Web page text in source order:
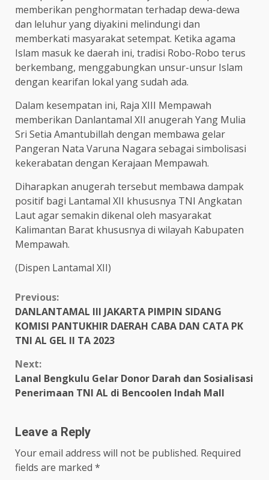
memberikan penghormatan terhadap dewa-dewa
dan leluhur yang diyakini melindungi dan
memberkati masyarakat setempat. Ketika agama
Islam masuk ke daerah ini, tradisi Robo-Robo terus
berkembang, menggabungkan unsur-unsur Islam
dengan kearifan lokal yang sudah ada.
Dalam kesempatan ini, Raja XIII Mempawah
memberikan Danlantamal XII anugerah Yang Mulia
Sri Setia Amantubillah dengan membawa gelar
Pangeran Nata Varuna Nagara sebagai simbolisasi
kekerabatan dengan Kerajaan Mempawah.
Diharapkan anugerah tersebut membawa dampak
positif bagi Lantamal XII khususnya TNI Angkatan
Laut agar semakin dikenal oleh masyarakat
Kalimantan Barat khususnya di wilayah Kabupaten
Mempawah.
(Dispen Lantamal XII)
Continue
Reading
Previous:
DANLANTAMAL III JAKARTA PIMPIN SIDANG
KOMISI PANTUKHIR DAERAH CABA DAN CATA PK
TNI AL GEL II TA 2023
Next:
Lanal Bengkulu Gelar Donor Darah dan Sosialisasi
Penerimaan TNI AL di Bencoolen Indah Mall
Leave a Reply
Your email address will not be published. Required
fields are marked *